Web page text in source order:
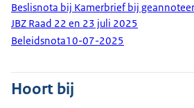
Beslisnota bij Kamerbrief bij
JBZ Raad 22 en 23 juli 2025
Beleidsnota10-07-2025
Hoort bij